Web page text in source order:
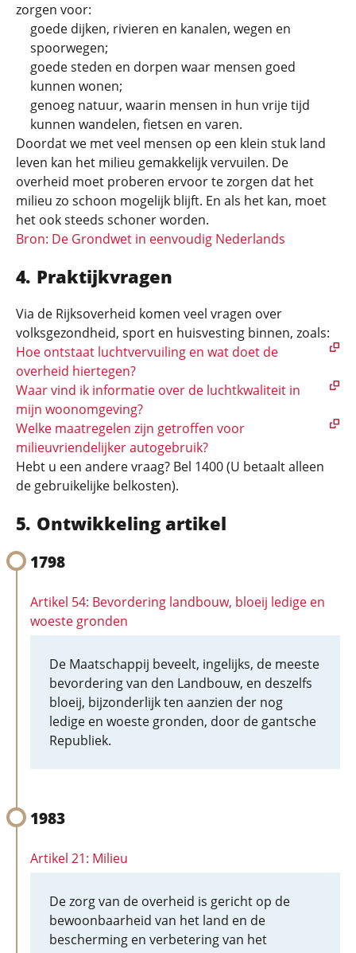
zorgen voor:
goede dijken, rivieren en kanalen, wegen en
spoorwegen;
goede steden en dorpen waar mensen goed
kunnen wonen;
genoeg natuur, waarin mensen in hun vrije tijd
kunnen wandelen, fietsen en varen.
Doordat we met veel mensen op een klein stuk land
leven kan het milieu gemakkelijk vervuilen. De
overheid moet proberen ervoor te zorgen dat het
milieu zo schoon mogelijk blijft. En als het kan, moet
het ook steeds schoner worden.
Bron: De Grondwet in eenvoudig Nederlands
Praktijkvragen
Via de Rijksoverheid komen veel vragen over
volksgezondheid, sport en huisvesting binnen, zoals:
Hoe ontstaat luchtvervuiling en wat doet de
overheid hiertegen?
Waar vind ik informatie over de luchtkwaliteit in
mijn woonomgeving?
Welke maatregelen zijn getroffen voor
milieuvriendelijker autogebruik?
Hebt u een andere vraag? Bel 1400 (U betaalt alleen
de gebruikelijke belkosten).
Ontwikkeling artikel
1798
Artikel 54: Bevordering landbouw, bloeij ledige en
woeste gronden
De Maatschappij beveelt, ingelijks, de meeste
bevordering van den Landbouw, en deszelfs
bloeij, bijzonderlijk ten aanzien der nog
ledige en woeste gronden, door de gantsche
Republiek.
1983
Artikel 21: Milieu
De zorg van de overheid is gericht op de
bewoonbaarheid van het land en de
bescherming en verbetering van het